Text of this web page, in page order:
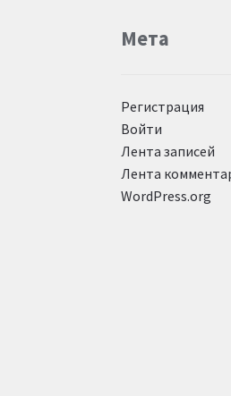
Мета
Регистрация
Войти
Лента записей
Лента
WordPress.org